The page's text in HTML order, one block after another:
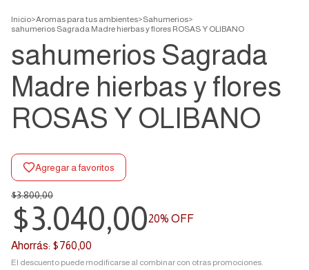
Inicio>Aromas para tus ambientes>Sahumerios>
sahumerios Sagrada Madre hierbas y flores ROSAS Y OLIBANO
sahumerios Sagrada
Madre hierbas y flores
ROSAS Y OLIBANO
Agregar a favoritos
$3.800,00
$3.040,0020% OFF
Ahorrás: $760,00
El descuento puede modificarse al combinar con otras promociones.